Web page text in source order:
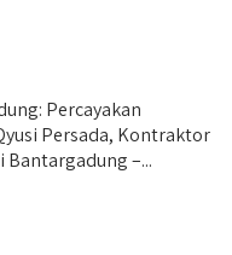
Percayakan
Persada, Kontraktor
–...